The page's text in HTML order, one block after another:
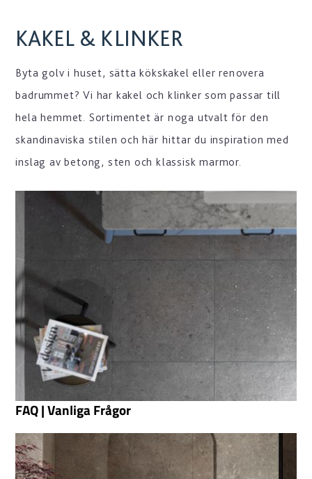
KAKEL & KLINKER
Byta golv i huset, sätta kökskakel eller renovera
badrummet? Vi har kakel och klinker som passar till
hela hemmet. Sortimentet är noga utvalt för den
skandinaviska stilen och här hittar du inspiration med
inslag av betong, sten och klassisk marmor.
FAQ | Vanliga Frågor